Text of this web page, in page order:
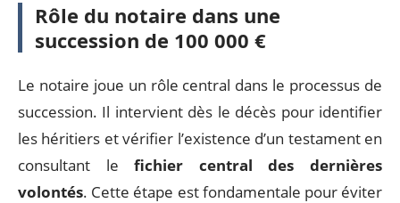
Rôle du notaire dans une
succession de 100 000 €
Le notaire joue un rôle central dans le processus de
succession. Il intervient dès le décès pour identifier
les héritiers et vérifier l’existence d’un testament en
consultant lefichier central des dernières
volontés. Cette étape est fondamentale pour éviter